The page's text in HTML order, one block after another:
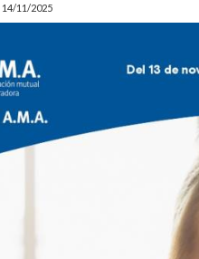
14/11/2025